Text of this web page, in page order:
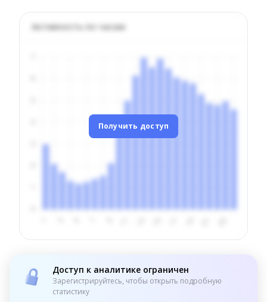
Активность по часам
Получить доступ
Доступ к аналитике ограничен
Зарегистрируйтесь, чтобы открыть подробную
статистику